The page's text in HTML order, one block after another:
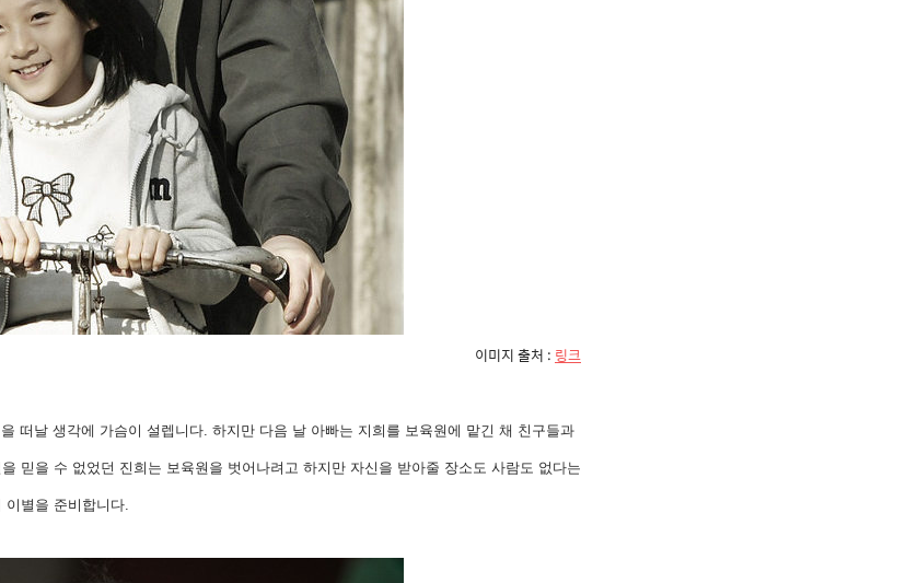
이미지 출처 : 링크
떠날 생각에 가슴이 설렙니다. 하지만 다음 날 아빠는 지희를 보육원에 맡긴 채 친구들과
믿을 수 없었던 진희는 보육원을 벗어나려고 하지만 자신을 받아줄 장소도 사람도 없다는
이별을 준비합니다.